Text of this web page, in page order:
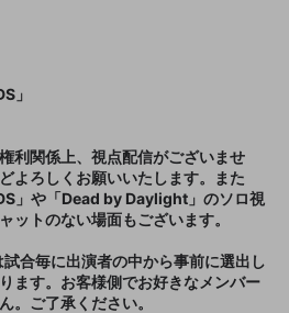
」
利関係上、視点配信がございませ
よろしくお願いいたします。また
」や「Dead by Daylight」のソロ視
ットのない場面もございます。
合毎に出演者の中から事前に選出し
ます。お客様側でお好きなメンバー
。ご了承ください。